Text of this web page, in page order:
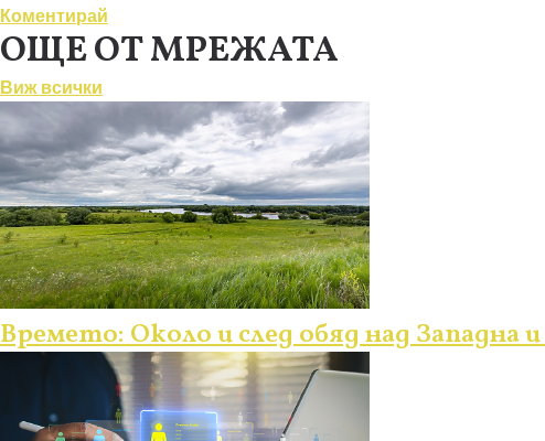
Коментирай
ОЩЕ ОТ МРЕЖАТА
Виж всички
Времето: Около и след обяд над Западна